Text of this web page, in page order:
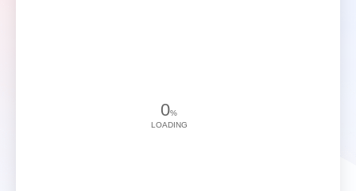
0%
LOADING